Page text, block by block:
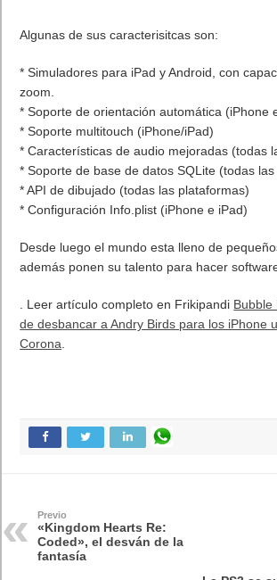
Algunas de sus caracterisitcas son:
* Simuladores para iPad y Android, con
zoom.
* Soporte de orientación automática (iPhone
* Soporte multitouch (iPhone/iPad)
* Características de audio mejoradas (todas
* Soporte de base de datos SQLite (todas
* API de dibujado (todas las plataformas)
* Configuración Info.plist (iPhone e iPad)
Desde luego el mundo esta lleno de
además ponen su talento para hacer
. Leer artículo completo en Frikipandi Bubble
de desbancar a Andry Birds para los iPhone
Corona.
Previo
«Kingdom Hearts Re:
Coded», el desván de la
fantasía